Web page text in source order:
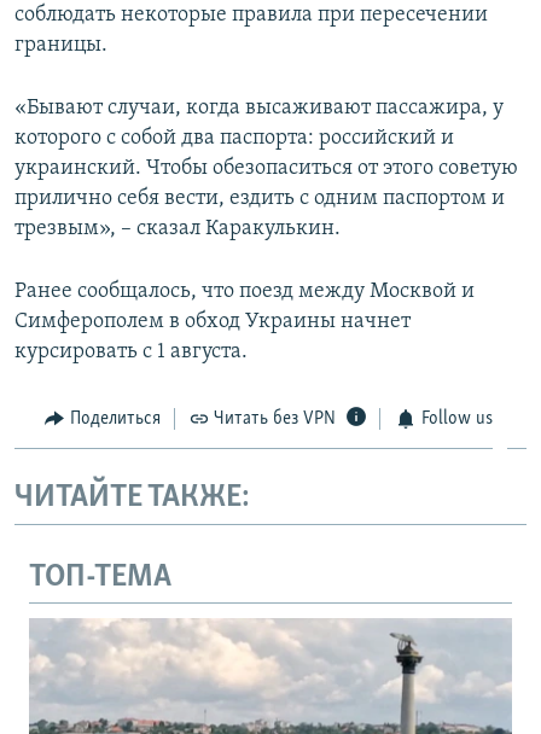
соблюдать некоторые правила при пересечении
границы.
«Бывают случаи, когда высаживают пассажира, у
которого с собой два паспорта: российский и
украинский. Чтобы обезопаситься от этого советую
прилично себя вести, ездить с одним паспортом и
трезвым», – сказал Каракулькин.
Ранее сообщалось, что поезд между Москвой и
Симферополем в обход Украины начнет
курсировать с 1 августа.
Поделиться Читать без VPN Follow us
ЧИТАЙТЕ ТАКЖЕ:
ТОП-ТЕМА